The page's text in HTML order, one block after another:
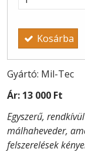
Kosárba
Gyártó: Mil-Tec
Ár: 13 000 Ft
Egyszerű,
málhaheveder,
felszerelések